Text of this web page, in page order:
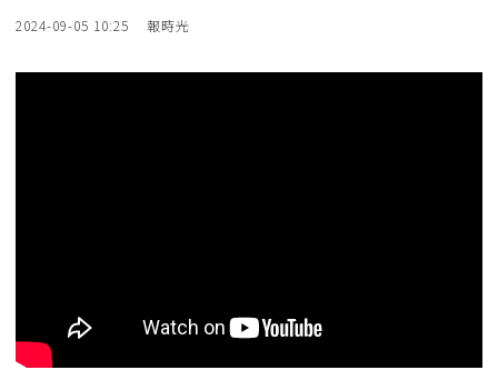
2024-09-05 10:25 報時光